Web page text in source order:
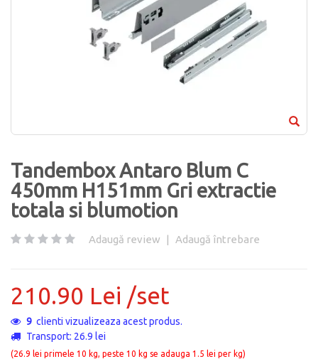
Tandembox Antaro Blum C
450mm H151mm Gri extractie
totala si blumotion
Adaugă review | Adaugă întrebare
210.90 Lei /set
9 clienti vizualizeaza acest produs.
Transport: 26.9 lei
(26.9 lei primele 10 kg, peste 10 kg se adauga 1.5 lei per kg)